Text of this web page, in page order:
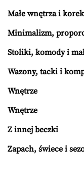
Małe wnętrza i
Minimalizm,
Stoliki, komody i
Wazony, tacki i
Wnętrze
Wnętrze
Z innej beczki
Zapach, świece i